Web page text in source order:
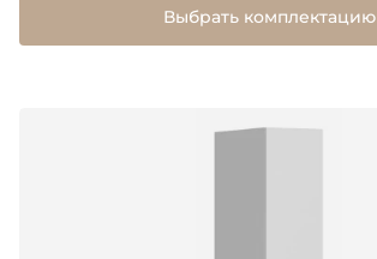
Выбрать комплектацию